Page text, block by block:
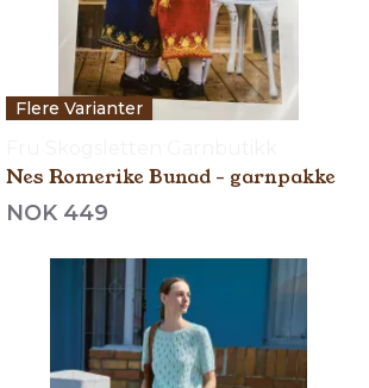
Flere Varianter
Nes Romerike Bunad - garnpakke
NOK 449